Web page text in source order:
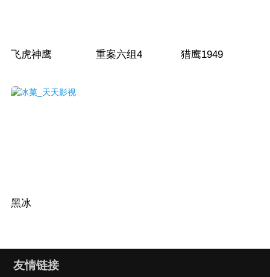
飞虎神鹰 重案六组4 猎鹰1949
黑冰
友情链接